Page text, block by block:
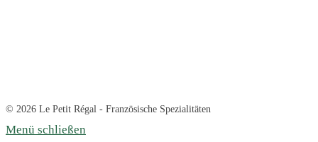
© 2026 Le Petit Régal - Französische Spezialitäten
Menü schließen